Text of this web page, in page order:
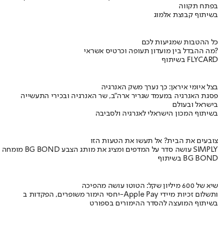
בפתח תקווה
בשיתוף קבוצת אלמוג
כל ההטבות שמגיעות לכם
מה ההבדל בין מועדון תעופה וכרטיס אשראי?
בשיתוף FLYCARD
בצל איומי איראן: כך נערך משק האנרגיה
פסגת האנרגיה במעמד שגריר ארה"ב, שר האנרגיה ובכירי התעשייה
בישראל ובעולם
בשיתוף המכון הישראלי לאנרגיה ולסביבה
צובעים את הבית? אל תעשו את הטעות הזו
מומחה BG BOND עושה סדר על המדפים ומציג את מותג הצבע SIMPLY
בשיתוף BG BOND
שיא של 600 מיליון שקל: הטוטו עושה מהפיכה
יחסי הימור משופרים, הפקדות ב-Apple Pay ותשלום זכיות מיידי
בשיתוף המועצה להסדר ההימורים בספורט